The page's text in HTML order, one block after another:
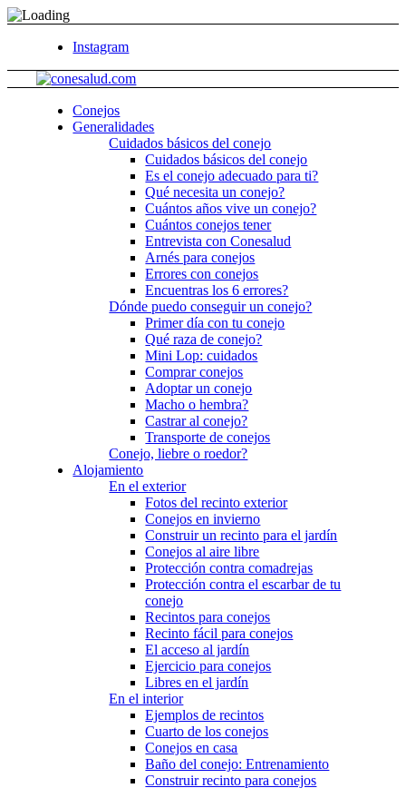
Instagram
Conejos
Generalidades
Cuidados básicos del conejo
Cuidados básicos del conejo
Es el conejo adecuado para ti?
Qué necesita un conejo?
Cuántos años vive un conejo?
Cuántos conejos tener
Entrevista con Conesalud
Arnés para conejos
Errores con conejos
Encuentras los 6 errores?
Dónde puedo conseguir un conejo?
Primer día con tu conejo
Qué raza de conejo?
Mini Lop: cuidados
Comprar conejos
Adoptar un conejo
Macho o hembra?
Castrar al conejo?
Transporte de conejos
Conejo, liebre o roedor?
Alojamiento
En el exterior
Fotos del recinto exterior
Conejos en invierno
Construir un recinto para el jardín
Conejos al aire libre
Protección contra comadrejas
Protección contra el escarbar de tu
conejo
Recintos para conejos
Recinto fácil para conejos
El acceso al jardín
Ejercicio para conejos
Libres en el jardín
En el interior
Ejemplos de recintos
Cuarto de los conejos
Conejos en casa
Baño del conejo: Entrenamiento
Construir recinto para conejos